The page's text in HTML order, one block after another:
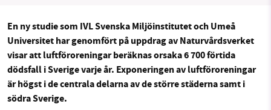
Facebook Instagram BlueSky
Threads LinkedIn
En ny studie som IVL Svenska Miljöinstitutet och Umeå
Universitet har genomfört på uppdrag av Naturvårdsverket
visar att luftföroreningar beräknas orsaka 6 700 förtida
dödsfall i Sverige varje år. Exponeringen av luftföroreningar
är högst i de centrala delarna av de större städerna samt i
södra Sverige.
SMB kämpar för en hållbar framtid. Sedan
starten 2010 har vår ideella redaktion drivit